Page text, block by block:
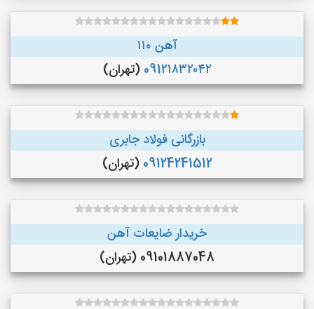
آهن ۱۱۰
091۲۱۸۳۲۰۴۲ (تهران)
بازرگانی فولاد جابری
09124241512 (تهران)
خریدار ضایعات آهن
09101887048 (تهران)